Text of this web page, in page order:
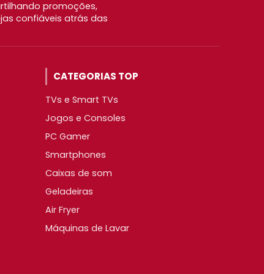
promoções,
confiáveis atrás das
CATEGORIAS TOP
TVs e Smart TVs
Jogos e Consoles
PC Gamer
Smartphones
Caixas de som
Geladeiras
Air Fryer
Máquinas de Lavar